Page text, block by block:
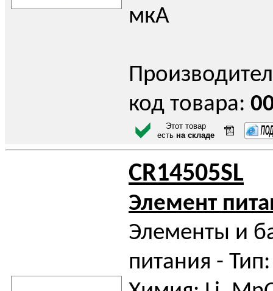
мкА
код товара:
Этот товар
есть на складе
CR14505SL
Элемент
Элементы и
питания -